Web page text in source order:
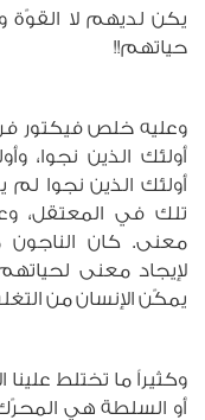
يكن لديهم لا
حياتهم!!
وعليه خلص فيكتور
أولئك الذين نجوا،
أولئك الذين نجوا لم
تلك في المعتقل،
معنى. كان
لإيجاد معنى
يمكّن الإنسان من
وكثيراً ما تختلط علينا
أو السلطة هي المحرّك